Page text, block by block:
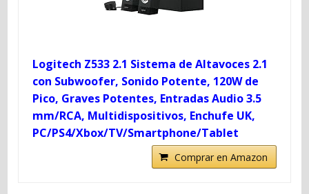
Logitech Z533 2.1 Sistema de Altavoces 2.1
con Subwoofer, Sonido Potente, 120W de
Pico, Graves Potentes, Entradas Audio 3.5
mm/RCA, Multidispositivos, Enchufe UK,
PC/PS4/Xbox/TV/Smartphone/Tablet
Comprar en Amazon